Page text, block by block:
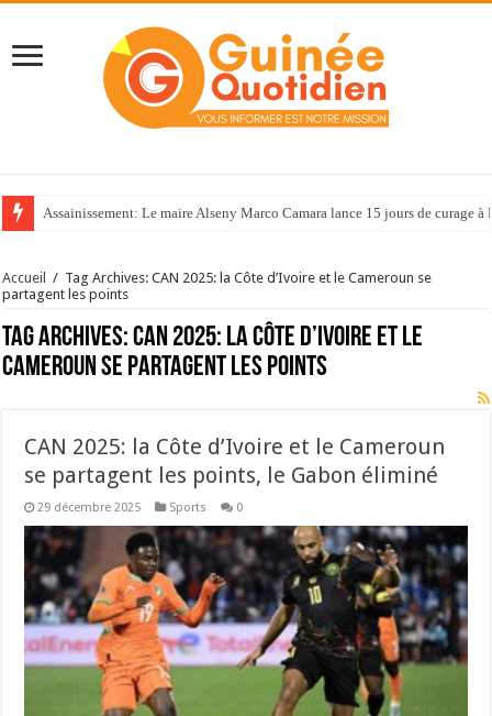
Assainissement: Le maire Alseny Marco Camara lance 15 jours de curage à
Accueil / Tag Archives: CAN 2025: la Côte d’Ivoire et le Cameroun se
partagent les points
Tag Archives:CAN 2025: la Côte d’Ivoire et le
Cameroun se partagent les points
CAN 2025: la Côte d’Ivoire et le Cameroun
se partagent les points, le Gabon éliminé
29 décembre 2025 Sports 0